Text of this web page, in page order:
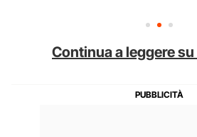
Continua a leggere